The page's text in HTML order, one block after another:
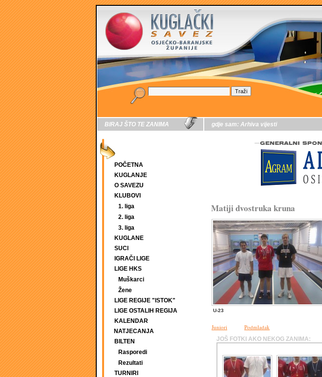
BIRAJ ŠTO TE ZANIMA
POČETNA
KUGLANJE
O SAVEZU
KLUBOVI
1. liga
2. liga
3. liga
KUGLANE
SUCI
IGRAČI LIGE
LIGE HKS
Muškarci
Žene
LIGE REGIJE "ISTOK"
LIGE OSTALIH REGIJA
KALENDAR
NATJECANJA
BILTEN
Rasporedi
Rezultati
TURNIRI
gdje sam: Arhiva vijesti
Matiji dvostruka kruna
U-23
Juniori Podmladak
JOŠ FOTKI AKO NEKOG ZANIMA: